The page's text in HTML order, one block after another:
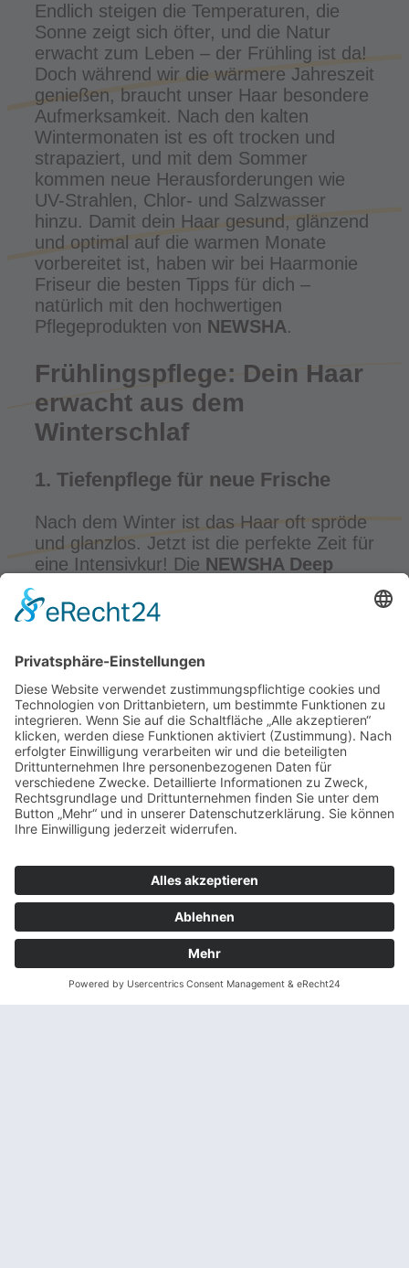
Endlich steigen die Temperaturen, die
Sonne zeigt sich öfter, und die Natur
erwacht zum Leben – der Frühling ist da!
Doch während wir die wärmere Jahreszeit
genießen, braucht unser Haar besondere
Aufmerksamkeit. Nach den kalten
Wintermonaten ist es oft trocken und
strapaziert, und mit dem Sommer
kommen neue Herausforderungen wie
UV-Strahlen, Chlor- und Salzwasser
hinzu. Damit dein Haar gesund, glänzend
und optimal auf die warmen Monate
vorbereitet ist, haben wir bei Haarmonie
Friseur die besten Tipps für dich –
natürlich mit den hochwertigen
Pflegeprodukten von NEWSHA.
Frühlingspflege: Dein Haar
erwacht aus dem
Winterschlaf
1. Tiefenpflege für neue Frische
Nach dem Winter ist das Haar oft spröde
und glanzlos. Jetzt ist die perfekte Zeit für
eine Intensivkur! Die NEWSHA Deep
dein Haar mit wertvollen Nährstoffen.
Verwende sie 1-2 Mal pro Woche, um
zurückzugeben.
2. Zeit für einen Frühlings-
Haarschnitt
Spliss und trockene Spitzen sind typische
Winterfolgen. Ein frischer Schnitt sorgt
nicht nur für gesündere Längen, sondern
verleiht deinem Look Leichtigkeit –
perfekt für den Start in die warme
Jahreszeit! Unsere Profis bei Haarmonie
Friseur beraten dich gerne.
3. Glanz-Booster für sonnige Tage
Mattes Haar? Kein Problem! Das
NEWSHA Luxe Treatment Oil schenkt